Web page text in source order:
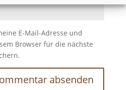
E-Mail-Adresse und
Browser für die nächste